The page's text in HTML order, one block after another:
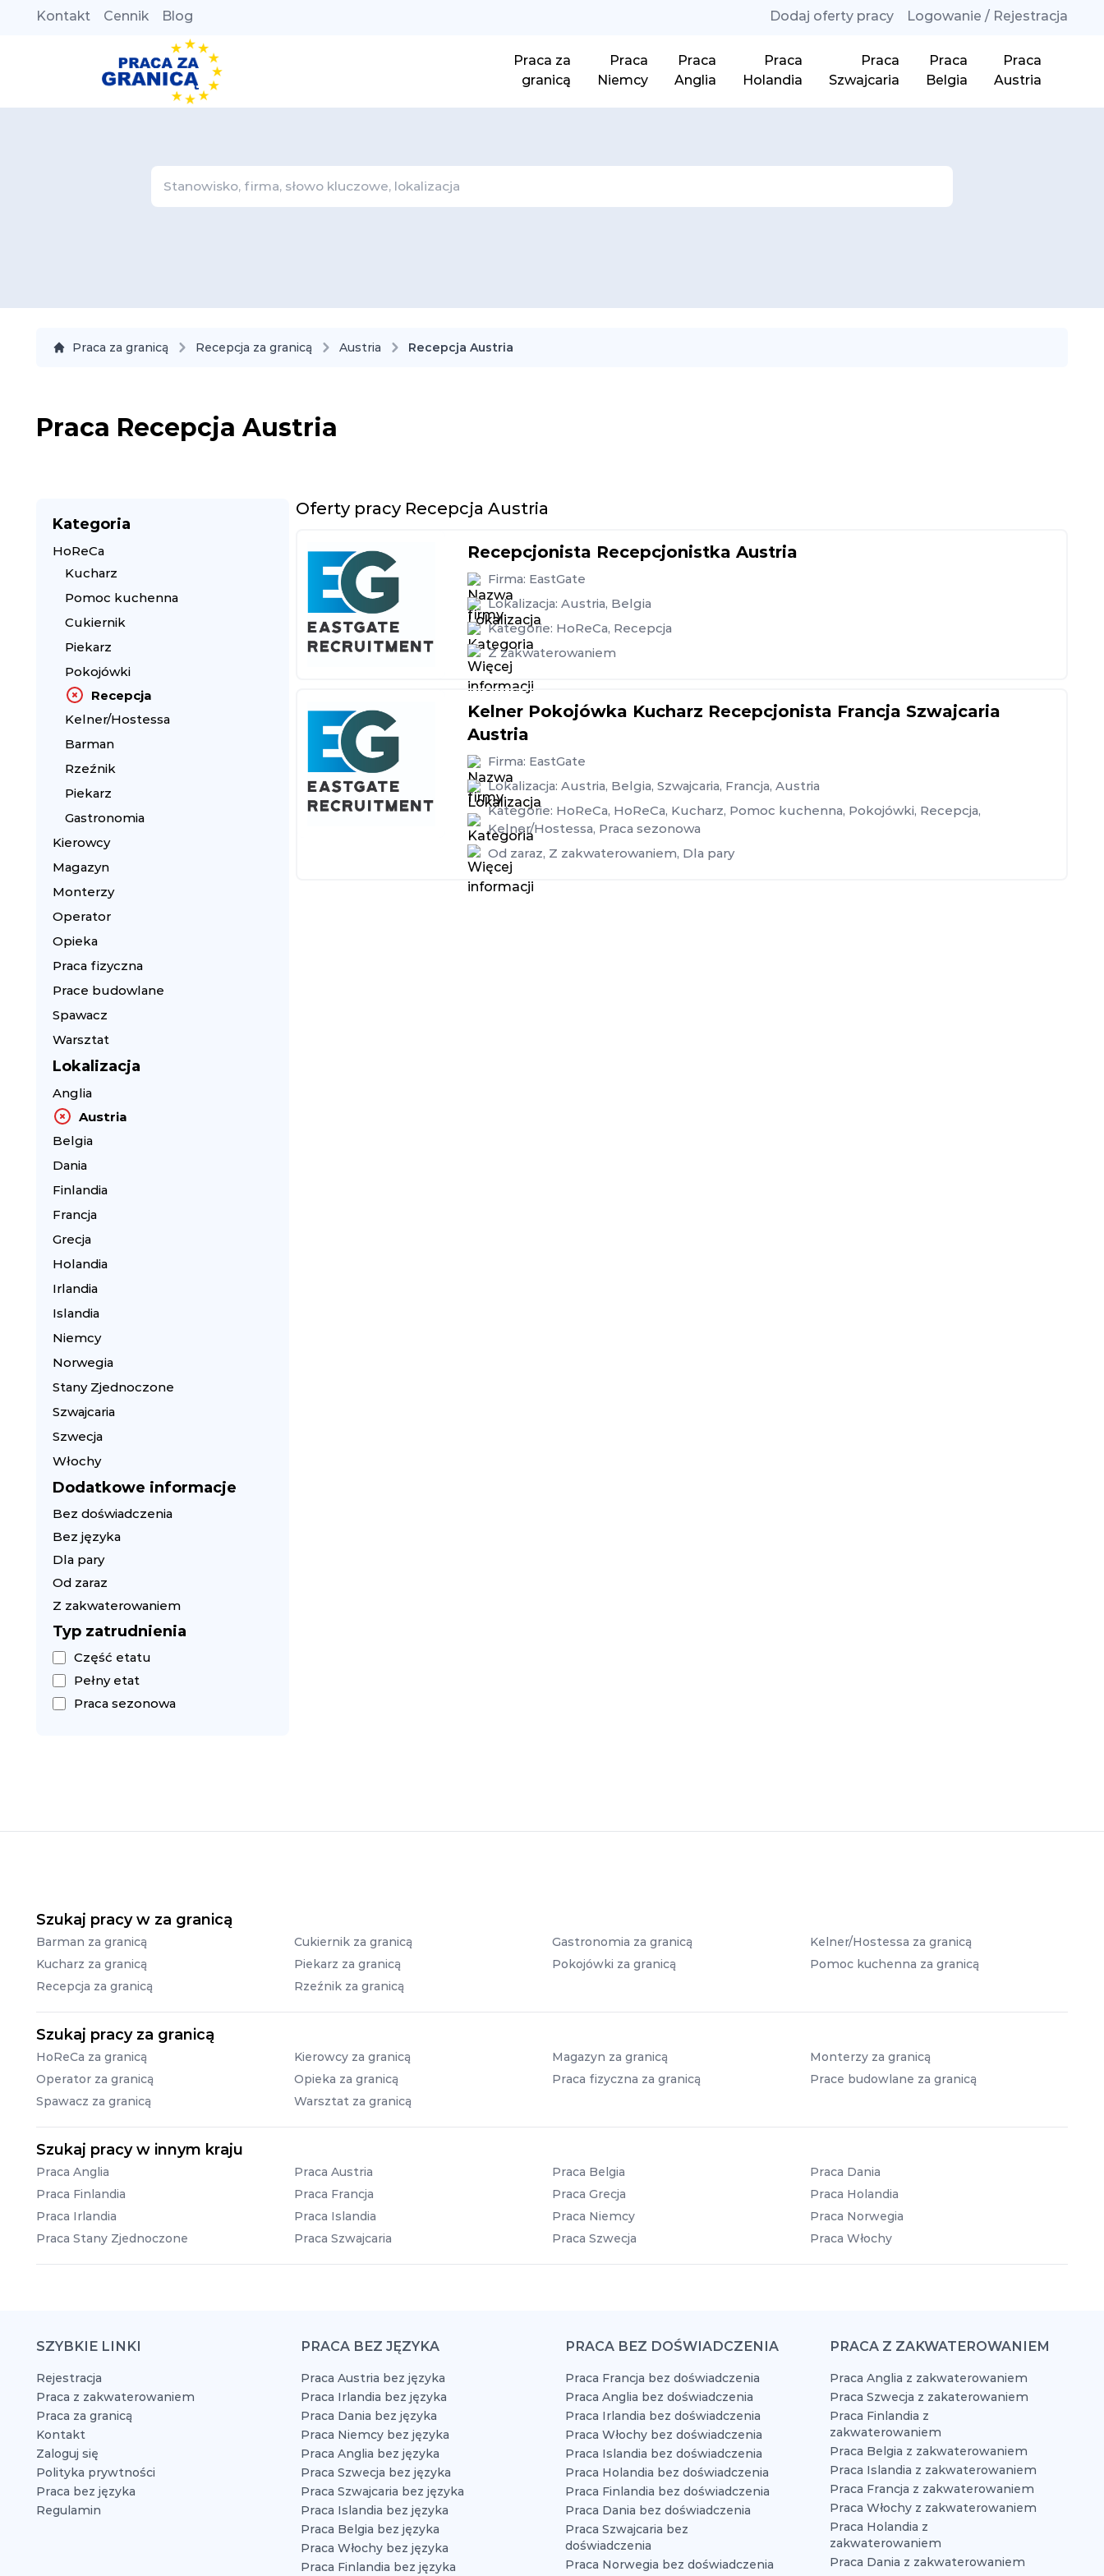
Kontakt Cennik Blog Dodaj oferty pracy Logowanie / Rejestracja
Praca za
granicą
Praca
Niemcy
Praca
Anglia
Praca
Holandia
Praca
Szwajcaria
Praca
Belgia
Praca
Austria
Praca za granicą Recepcja za granicą Austria Recepcja Austria
Praca Recepcja Austria
Kategoria
HoReCa
Kucharz
Pomoc kuchenna
Cukiernik
Piekarz
Pokojówki
Recepcja
Kelner/Hostessa
Barman
Rzeźnik
Piekarz
Gastronomia
Kierowcy
Magazyn
Monterzy
Operator
Opieka
Praca fizyczna
Prace budowlane
Spawacz
Warsztat
Lokalizacja
Anglia
Austria
Belgia
Dania
Finlandia
Francja
Grecja
Holandia
Irlandia
Islandia
Niemcy
Norwegia
Stany Zjednoczone
Szwajcaria
Szwecja
Włochy
Dodatkowe informacje
Bez doświadczenia
Bez języka
Dla pary
Od zaraz
Z zakwaterowaniem
Typ zatrudnienia
Część etatu
Pełny etat
Praca sezonowa
Oferty pracy Recepcja Austria
Recepcjonista Recepcjonistka Austria
Firma: EastGate
Lokalizacja: Austria, Belgia
Kategorie: HoReCa, Recepcja
Z zakwaterowaniem
Kelner Pokojówka Kucharz Recepcjonista Francja Szwajcaria
Austria
Firma: EastGate
Lokalizacja: Austria, Belgia, Szwajcaria, Francja, Austria
Kategorie: HoReCa, HoReCa, Kucharz, Pomoc kuchenna, Pokojówki, Recepcja,
Kelner/Hostessa, Praca sezonowa
Od zaraz, Z zakwaterowaniem, Dla pary
Szukaj pracy w za granicą
Barman za granicą Cukiernik za granicą Gastronomia za granicą
Kelner/Hostessa za granicą
Kucharz za granicą
Piekarz za granicą Pokojówki za granicą
Pomoc kuchenna za granicą
Recepcja za granicą
Rzeźnik za granicą
Szukaj pracy za granicą
HoReCa za granicą Kierowcy za granicą Magazyn za granicą
Monterzy za granicą
Operator za granicą
Opieka za granicą Praca fizyczna za granicą
Prace budowlane za granicą
Spawacz za granicą
Warsztat za granicą
Szukaj pracy w innym kraju
Praca Anglia Praca Austria Praca Belgia
Praca Dania
Praca Finlandia
Praca Francja Praca Grecja
Praca Holandia
Praca Irlandia
Praca Islandia Praca Niemcy
Praca Norwegia
Praca Stany Zjednoczone
Praca Szwajcaria Praca Szwecja Praca Włochy
SZYBKIE LINKI
Rejestracja
Praca z zakwaterowaniem
Praca za granicą
Kontakt
Zaloguj się
Polityka prywtności
Praca bez języka
Regulamin
PRACA BEZ JĘZYKA
Praca Austria bez języka
Praca Irlandia bez języka
Praca Dania bez języka
Praca Niemcy bez języka
Praca Anglia bez języka
Praca Szwecja bez języka
Praca Szwajcaria bez języka
Praca Islandia bez języka
Praca Belgia bez języka
Praca Włochy bez języka
Praca Finlandia bez języka
PRACA BEZ DOŚWIADCZENIA
Praca Francja bez doświadczenia
Praca Anglia bez doświadczenia
Praca Irlandia bez doświadczenia
Praca Włochy bez doświadczenia
Praca Islandia bez doświadczenia
Praca Holandia bez doświadczenia
Praca Finlandia bez doświadczenia
Praca Dania bez doświadczenia
Praca Szwajcaria bez
doświadczenia
Praca Norwegia bez doświadczenia
PRACA Z ZAKWATEROWANIEM
Praca Anglia z zakwaterowaniem
Praca Szwecja z zakaterowaniem
Praca Finlandia z
zakwaterowaniem
Praca Belgia z zakwaterowaniem
Praca Islandia z zakwaterowaniem
Praca Francja z zakwaterowaniem
Praca Włochy z zakwaterowaniem
Praca Holandia z
zakwaterowaniem
Praca Dania z zakwaterowaniem